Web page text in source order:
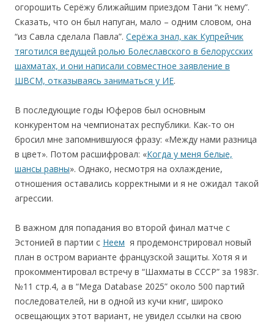
огорошить Серёжу ближайшим приездом Тани “к нему”.
Сказать, что он был напуган, мало – одним словом, она
“из Савла сделала Павла”. Серёжа знал, как Купрейчик
тяготился ведущей ролью Болеславского в белорусских
шахматах, и они написали совместное заявление в
ШВСМ, отказываясь заниматься у ИЕ.
В последующие годы Юферов был основным
конкурентом на чемпионатах республики. Как-то он
бросил мне запомнившуюся фразу: «Между нами разница
в цвет». Потом расшифровал: «Когда у меня белые,
шансы равны». Однако, несмотря на охлаждение,
отношения оставались корректными и я не ожидал такой
агрессии.
В важном для попадания во второй финал матче с
Эстонией в партии с Неем я продемонстрировал новый
план в остром варианте французской защиты. Хотя я и
прокомментировал встречу в “Шахматы в СССР” за 1983г.
№11 стр.4, а в “Mega Database 2025” около 500 партий
последователей, ни в одной из кучи книг, широко
освещающих этот вариант, не увидел ссылки на свою